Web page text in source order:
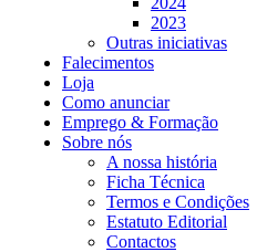
2023
Outras iniciativas
Falecimentos
Loja
Como anunciar
Emprego & Formação
Sobre nós
A nossa história
Ficha Técnica
Termos e Condições
Estatuto Editorial
Contactos